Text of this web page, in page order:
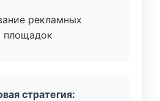
рекламных
площадок
стратегия: